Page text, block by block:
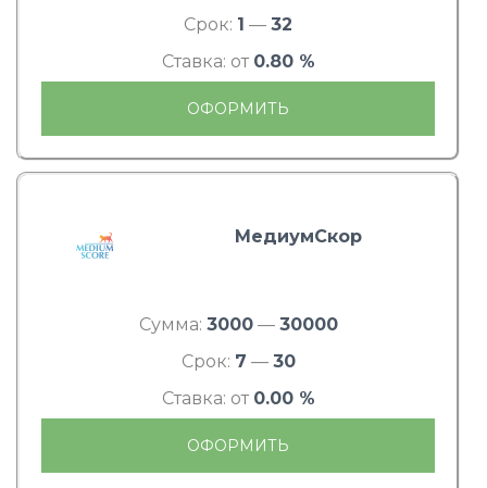
Срок: 1 — 32
Ставка: от 0.80 %
ОФОРМИТЬ
МедиумСкор
Сумма: 3000— 30000
Срок: 7 — 30
Ставка: от 0.00 %
ОФОРМИТЬ